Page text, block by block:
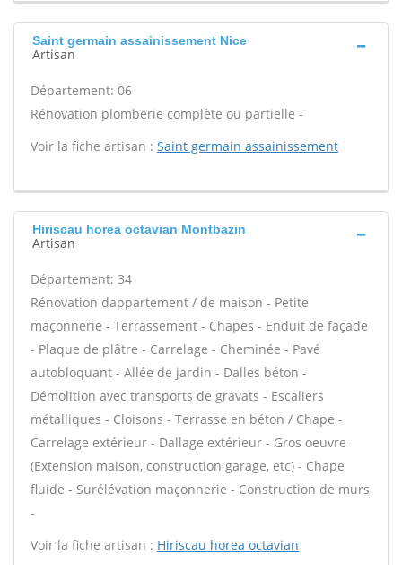
Saint germain assainissement Nice
Artisan
Département: 06
Rénovation plomberie complète ou partielle -
Voir la fiche artisan : Saint germain assainissement
Hiriscau horea octavian Montbazin
Artisan
Département: 34
Rénovation dappartement / de maison - Petite
maçonnerie - Terrassement - Chapes - Enduit de façade
- Plaque de plâtre - Carrelage - Cheminée - Pavé
autobloquant - Allée de jardin - Dalles béton -
Démolition avec transports de gravats - Escaliers
métalliques - Cloisons - Terrasse en béton / Chape -
Carrelage extérieur - Dallage extérieur - Gros oeuvre
(Extension maison, construction garage, etc) - Chape
fluide - Surélévation maçonnerie - Construction de murs
-
Voir la fiche artisan : Hiriscau horea octavian